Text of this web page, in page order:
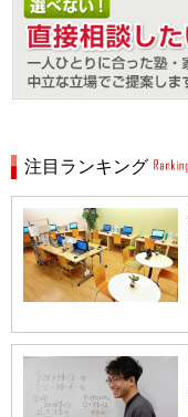
注目ランキング